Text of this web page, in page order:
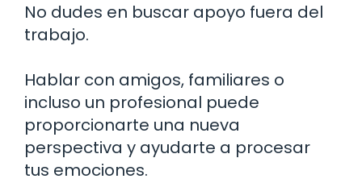
No dudes en buscar apoyo fuera del
trabajo.
Hablar con amigos, familiares o
incluso un profesional puede
proporcionarte una nueva
perspectiva y ayudarte a procesar
tus emociones.